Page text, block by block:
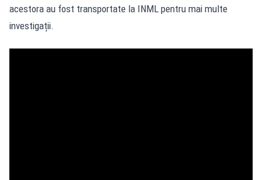
acestora au fost transportate la INML pentru mai multe
investigații.